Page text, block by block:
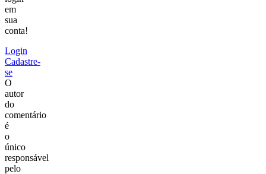
em
sua
conta!
Login
Cadastre-
se
O
autor
do
comentário
é
o
único
responsável
pelo